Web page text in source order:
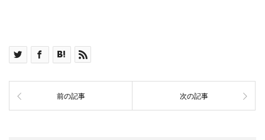
前の記事 次の記事